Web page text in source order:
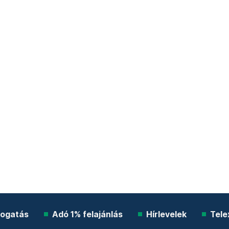
Adó 1% felajánlás Hírlevelek